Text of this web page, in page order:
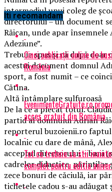
intermediul unui coleg de
directorului – un document
Răican, unde apar însemnele
Adeziune”.
Trebuie spus și că după doar
acestui document domnul
sport, a fost numit – ce
Cătina.
Altă întâmplare sulfuroasă
De la ce a plecat totul.
partid al domnului Adrian
reporterul buzoienii.ro faptul
localnic cu dare de mână,
acceptul directorului – bani
cadrelor didactice, părinților
zece bonuri de căciulă, iar
tichetele cadou s-au
Iti recomandam
Cinci publicații online de
România
EvenimenteGratuite.ro
acces gratuit din România
Tot ce trebuie sa stii
complet pentru editia